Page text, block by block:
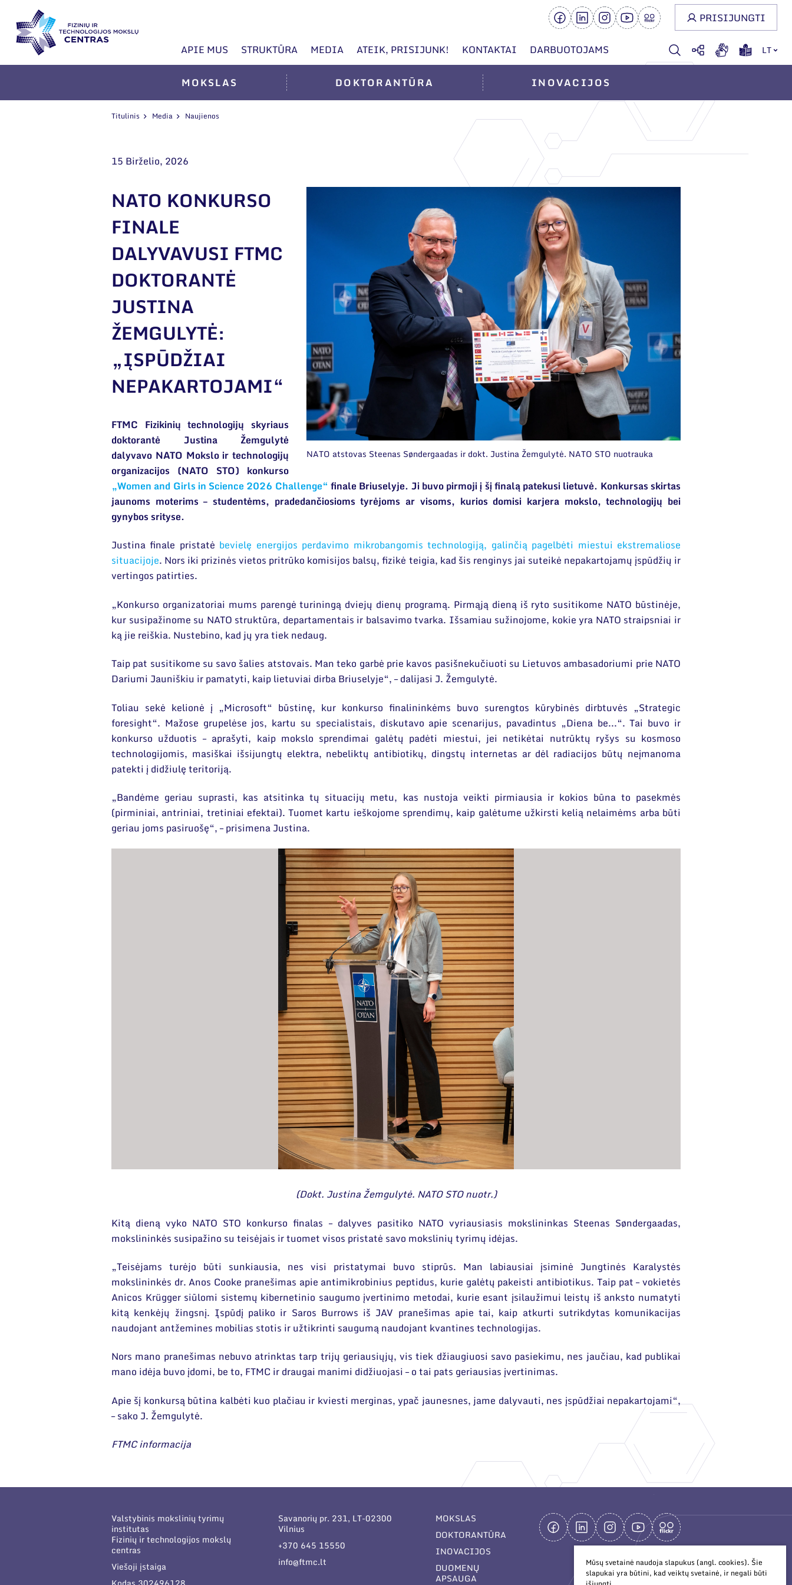
APIE MUS STRUKTŪRA MEDIA ATEIK, PRISIJUNK! KONTAKTAI DARBUOTOJAMS LT
PRISIJUNGTI
MOKSLAS DOKTORANTŪRA INOVACIJOS
Titulinis Media Naujienos
15 Birželio, 2026
NATO atstovas Steenas Søndergaadas ir dokt. Justina Žemgulytė. NATO STO nuotrauka
NATO KONKURSO
FINALE
DALYVAVUSI FTMC
DOKTORANTĖ
JUSTINA
ŽEMGULYTĖ:
„ĮSPŪDŽIAI
NEPAKARTOJAMI“
FTMC Fizikinių technologijų skyriaus
doktorantė Justina Žemgulytė
dalyvavo NATO Mokslo ir technologijų
organizacijos (NATO STO) konkurso
„Women and Girls in Science 2026 Challenge“finale Briuselyje. Ji buvo pirmoji į šį finalą patekusi lietuvė. Konkursas skirtas
jaunoms moterims – studentėms, pradedančiosioms tyrėjoms ar visoms, kurios domisi karjera mokslo, technologijų bei
gynybos srityse.
Justina finale pristatė bevielę energijos perdavimo mikrobangomis technologiją, galinčią pagelbėti miestui ekstremaliose
situacijoje. Nors iki prizinės vietos pritrūko komisijos balsų, fizikė teigia, kad šis renginys jai suteikė nepakartojamų įspūdžių ir
vertingos patirties.
„Konkurso organizatoriai mums parengė turiningą dviejų dienų programą. Pirmąją dieną iš ryto susitikome NATO būstinėje,
kur susipažinome su NATO struktūra, departamentais ir balsavimo tvarka. Išsamiau sužinojome, kokie yra NATO straipsniai ir
ką jie reiškia. Nustebino, kad jų yra tiek nedaug.
Taip pat susitikome su savo šalies atstovais. Man teko garbė prie kavos pasišnekučiuoti su Lietuvos ambasadoriumi prie NATO
Dariumi Jauniškiu ir pamatyti, kaip lietuviai dirba Briuselyje“, – dalijasi J. Žemgulytė.
Toliau sekė kelionė į „Microsoft“ būstinę, kur konkurso finalininkėms buvo surengtos kūrybinės dirbtuvės „Strategic
foresight“. Mažose grupelėse jos, kartu su specialistais, diskutavo apie scenarijus, pavadintus „Diena be...“. Tai buvo ir
konkurso užduotis – aprašyti, kaip mokslo sprendimai galėtų padėti miestui, jei netikėtai nutrūktų ryšys su kosmoso
technologijomis, masiškai išsijungtų elektra, nebeliktų antibiotikų, dingstų internetas ar dėl radiacijos būtų neįmanoma
patekti į didžiulę teritoriją.
„Bandėme geriau suprasti, kas atsitinka tų situacijų metu, kas nustoja veikti pirmiausia ir kokios būna to pasekmės
(pirminiai, antriniai, tretiniai efektai). Tuomet kartu ieškojome sprendimų, kaip galėtume užkirsti kelią nelaimėms arba būti
geriau joms pasiruošę“, – prisimena Justina.
(Dokt. Justina Žemgulytė. NATO STO nuotr.)
Kitą dieną vyko NATO STO konkurso finalas – dalyves pasitiko NATO vyriausiasis mokslininkas Steenas Søndergaadas,
mokslininkės susipažino su teisėjais ir tuomet visos pristatė savo mokslinių tyrimų idėjas.
„Teisėjams turėjo būti sunkiausia, nes visi pristatymai buvo stiprūs. Man labiausiai įsiminė Jungtinės Karalystės
mokslininkės dr. Anos Cooke pranešimas apie antimikrobinius peptidus, kurie galėtų pakeisti antibiotikus. Taip pat – vokietės
Anicos Krügger siūlomi sistemų kibernetinio saugumo įvertinimo metodai, kurie esant įsilaužimui leistų iš anksto numatyti
kitą kenkėjų žingsnį. Įspūdį paliko ir Saros Burrows iš JAV pranešimas apie tai, kaip atkurti sutrikdytas komunikacijas
naudojant antžemines mobilias stotis ir užtikrinti saugumą naudojant kvantines technologijas.
Nors mano pranešimas nebuvo atrinktas tarp trijų geriausiųjų, vis tiek džiaugiuosi savo pasiekimu, nes jaučiau, kad publikai
mano idėja buvo įdomi, be to, FTMC ir draugai manimi didžiuojasi – o tai pats geriausias įvertinimas.
Apie šį konkursą būtina kalbėti kuo plačiau ir kviesti merginas, ypač jaunesnes, jame dalyvauti, nes įspūdžiai nepakartojami“,
– sako J. Žemgulytė.
FTMC informacija
Valstybinis mokslinių tyrimų
institutas
Fizinių ir technologijos mokslų
centras
Viešoji įstaiga
Savanorių pr. 231, LT-02300
Vilnius
+370 645 15550
info@ftmc.lt
MOKSLAS
DOKTORANTŪRA
INOVACIJOS
DUOMENŲ
APSAUGA
Mūsų svetainė naudoja slapukus (angl. cookies). Šie
slapukai yra būtini, kad veiktų svetainė, ir negali būti